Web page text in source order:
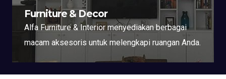
Furniture & Decor
Alfa Furniture & Interior menyediakan berbagai
macam aksesoris untuk melengkapi ruangan Anda.